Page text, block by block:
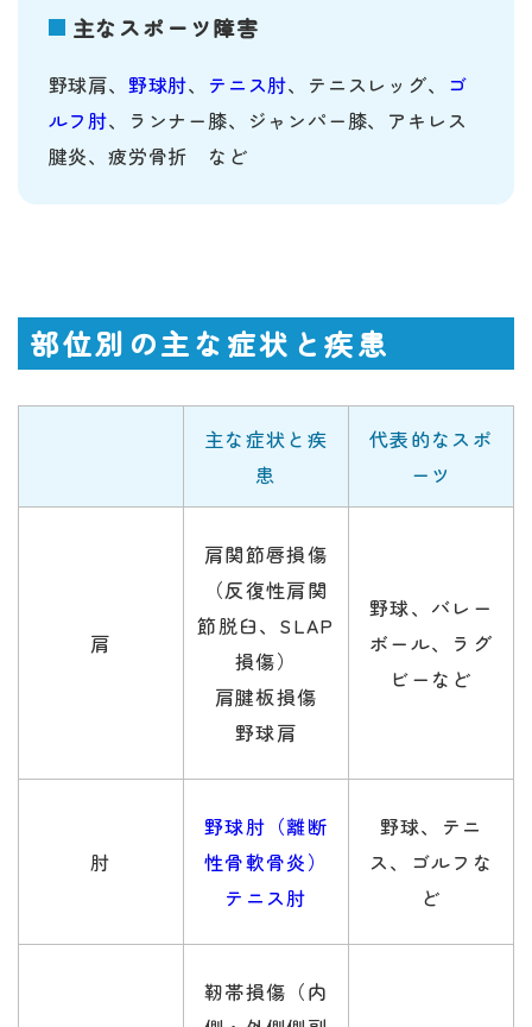
主なスポーツ障害
野球肩、 野球肘、 テニス肘、テニスレッグ、 ゴ
ルフ肘、ランナー膝、ジャンパー膝、アキレス
腱炎、疲労骨折 など
部位別の主な症状と疾患
主な症状と疾
患
代表的なスポ
ーツ
肩
肩関節唇損傷
（反復性肩関
節脱臼、SLAP
損傷）
肩腱板損傷
野球肩
野球、バレー
ボール、ラグ
ビーなど
肘
野球肘（離断
性骨軟骨炎）
テニス肘
野球、テニ
ス、ゴルフな
ど
靭帯損傷（内